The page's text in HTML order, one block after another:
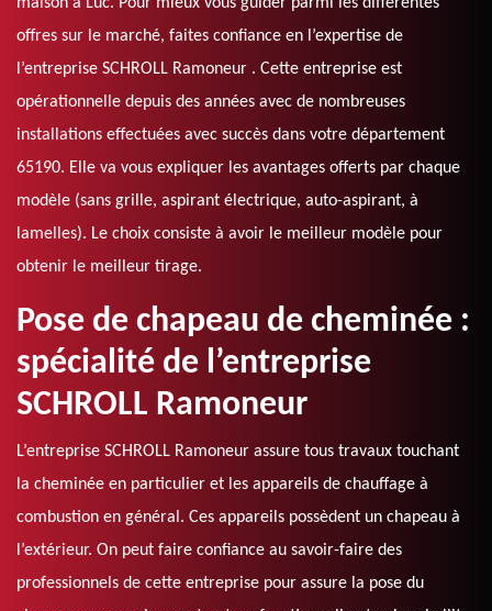
maison à Luc. Pour mieux vous guider parmi les différentes
offres sur le marché, faites confiance en l’expertise de
l’entreprise SCHROLL Ramoneur . Cette entreprise est
opérationnelle depuis des années avec de nombreuses
installations effectuées avec succès dans votre département
65190. Elle va vous expliquer les avantages offerts par chaque
modèle (sans grille, aspirant électrique, auto-aspirant, à
lamelles). Le choix consiste à avoir le meilleur modèle pour
obtenir le meilleur tirage.
Pose de chapeau de cheminée :
spécialité de l’entreprise
SCHROLL Ramoneur
L’entreprise SCHROLL Ramoneur assure tous travaux touchant
la cheminée en particulier et les appareils de chauffage à
combustion en général. Ces appareils possèdent un chapeau à
l’extérieur. On peut faire confiance au savoir-faire des
professionnels de cette entreprise pour assure la pose du